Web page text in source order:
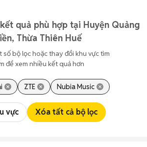
quả phù hợp tại Huyện Quảng
Thừa Thiên Huế
số bộ lọc hoặc thay đổi khu vực tìm
để xem nhiều kết quả hơn
ZTE Nubia Music
vực Xóa tất cả bộ lọc